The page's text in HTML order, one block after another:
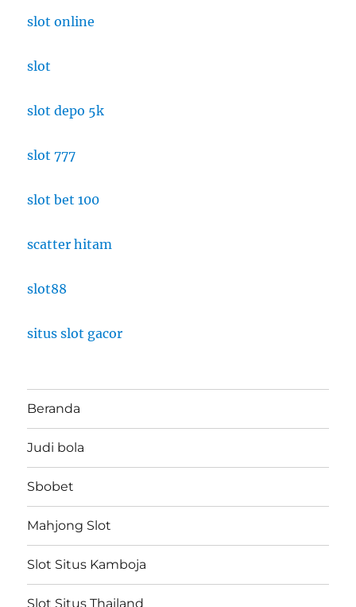
slot online
slot
slot depo 5k
slot 777
slot bet 100
scatter hitam
slot88
situs slot gacor
Beranda
Judi bola
Sbobet
Mahjong Slot
Slot Situs Kamboja
Slot Situs Thailand